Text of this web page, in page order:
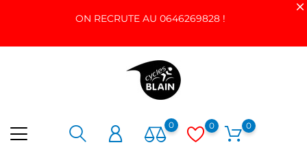
ON RECRUTE AU 0646269828 !
0 0 0